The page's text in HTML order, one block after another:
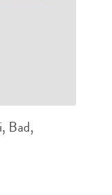
Bad,